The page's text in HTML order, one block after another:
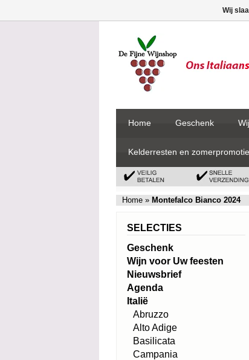
Home Geschenk
Kelderresten en
Home » Montefalco Bianco 2024
SELECTIES
Geschenk
Wijn voor Uw feesten
Nieuwsbrief
Agenda
Italië
Abruzzo
Alto Adige
Basilicata
Campania
Wij